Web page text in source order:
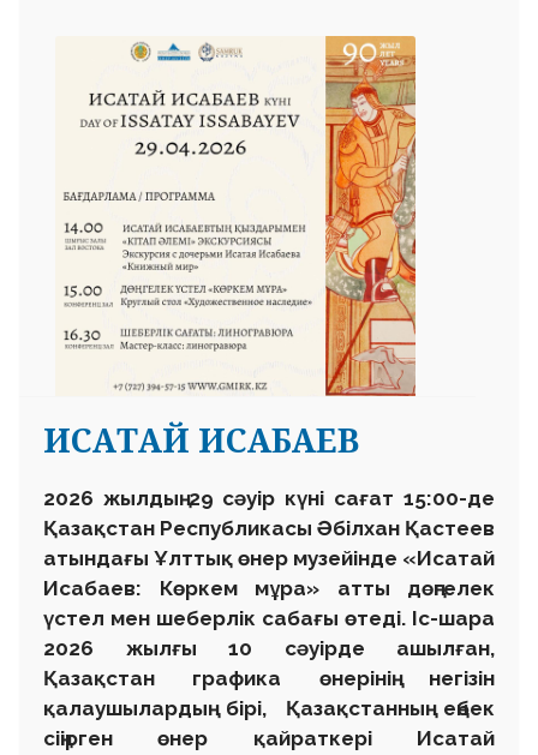
ИСАТАЙ ИСАБАЕВ
2026 жылдың 29 сәуір күні сағат 15:00-де
Қазақстан Республикасы Әбілхан Қастеев
атындағы Ұлттық өнер музейінде «Исатай
Исабаев: Көркем мұра» атты дөңгелек
үстел мен шеберлік сабағы өтеді. Іс-шара
2026 жылғы 10 сәуірде ашылған,
Қазақстан графика өнерінің негізін
қалаушылардың бірі, Қазақстанның еңбек
сіңірген өнер қайраткері Исатай